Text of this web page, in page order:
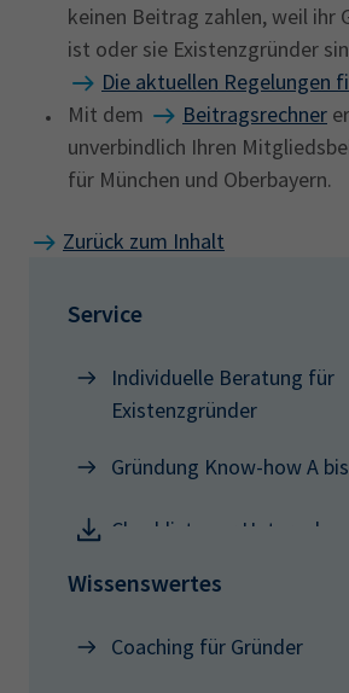
keinen Beitrag zahlen, weil ihr
ist oder sie Existenzgründer
Die aktuellen Regelungen
Mit dem
Beitragsrechner
unverbindlich Ihren
für München und Oberbayern.
Zurück zum Inhalt
Service
Individuelle Beratung für
Existenzgründer
Gründung Know-how A
Checkliste zur
Wissenswertes
Coaching für Gründer